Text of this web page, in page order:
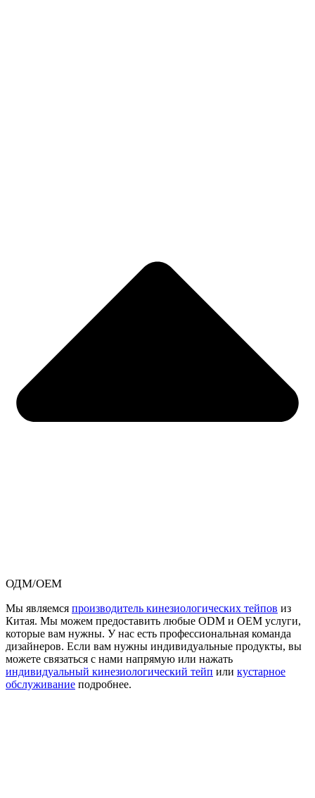
ОДМ/ОЕМ
Мы являемся производитель кинезиологических тейпов из
Китая. Мы можем предоставить любые ODM и OEM услуги,
которые вам нужны. У нас есть профессиональная команда
дизайнеров. Если вам нужны индивидуальные продукты, вы
можете связаться с нами напрямую или нажать
индивидуальный кинезиологический тейп или кустарное
обслуживание подробнее.